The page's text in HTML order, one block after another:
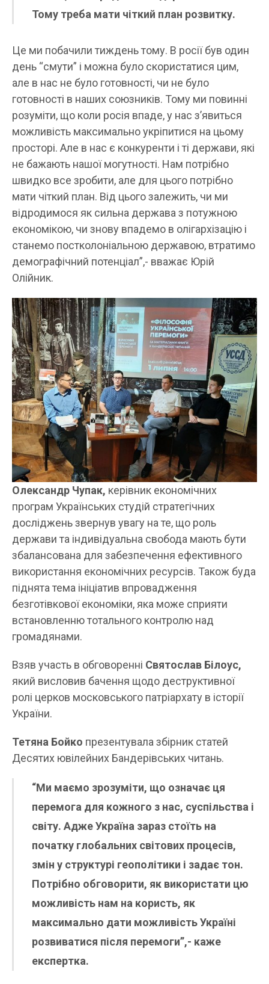
Тому треба мати чіткий план розвитку.
Це ми побачили тиждень тому. В росії був один
день “смути” і можна було скористатися цим,
але в нас не було готовності, чи не було
готовності в наших союзників. Тому ми повинні
розуміти, що коли росія впаде, у нас з’явиться
можливість максимально укріпитися на цьому
просторі. Але в нас є конкуренти і ті держави, які
не бажають нашої могутності. Нам потрібно
швидко все зробити, але для цього потрібно
мати чіткий план. Від цього залежить, чи ми
відродимося як сильна держава з потужною
економікою, чи знову впадемо в олігархізацію і
станемо постколоніальною державою, втратимо
демографічний потенціал”,- вважає Юрій
Олійник.
Олександр Чупак, керівник економічних
програм Українських студій стратегічних
досліджень звернув увагу на те, що роль
держави та індивідуальна свобода мають бути
збалансована для забезпечення ефективного
використання економічних ресурсів. Також буда
піднята тема ініціатив впровадження
безготівкової економіки, яка може сприяти
встановленню тотального контролю над
громадянами.
Взяв участь в обговоренні Святослав Білоус,
який висловив бачення щодо деструктивної
ролі церков московського патріархату в історії
України.
Тетяна Бойко презентувала збірник статей
Десятих ювілейних Бандерівських читань.
“Ми маємо зрозуміти, що означає ця
перемога для кожного з нас, суспільства і
світу. Адже Україна зараз стоїть на
початку глобальних світових процесів,
змін у структурі геополітики і задає тон.
Потрібно обговорити, як використати цю
можливість нам на користь, як
максимально дати можливість Україні
розвиватися після перемоги”,- каже
експертка.